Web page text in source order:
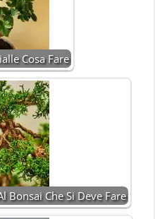
Cosa Fare
Bonsai Che Si Deve Fare